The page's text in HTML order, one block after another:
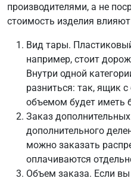
производителями, а не
стоимость изделия
Вид тары.
например, стоит
Внутри одной
разниться: так, ящик
объемом будет иметь
Заказ
дополнительного
можно заказать
оплачиваются
Объем заказа. Если